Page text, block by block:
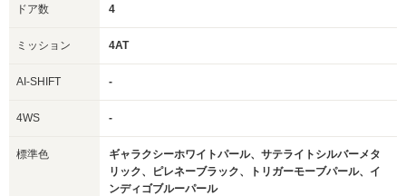
ドア数 4
ミッション 4AT
AI-SHIFT -
4WS -
標準色
ギャラクシーホワイトパール、サテライトシルバーメタ
リック、ピレネーブラック、トリガーモーブパール、イ
ンディゴブルーパール